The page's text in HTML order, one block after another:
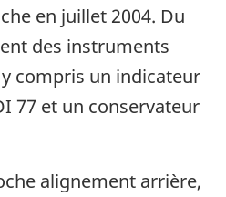
en juillet 2004. Du
des instruments
compris un indicateur
77 et un conservateur
alignement arrière,